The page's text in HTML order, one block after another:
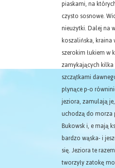
piaskami, na
czysto sosnowe.
nieużytki. Dalej na
koszalińska, kraina
szerokim łukiem
zamykających
szczątkami
płynące p-o
jeziora, zamulają
uchodzą do morza
Bukowsk i, e mają
bardzo wąska- i
się. Jeziora te
tworzyły zatokę